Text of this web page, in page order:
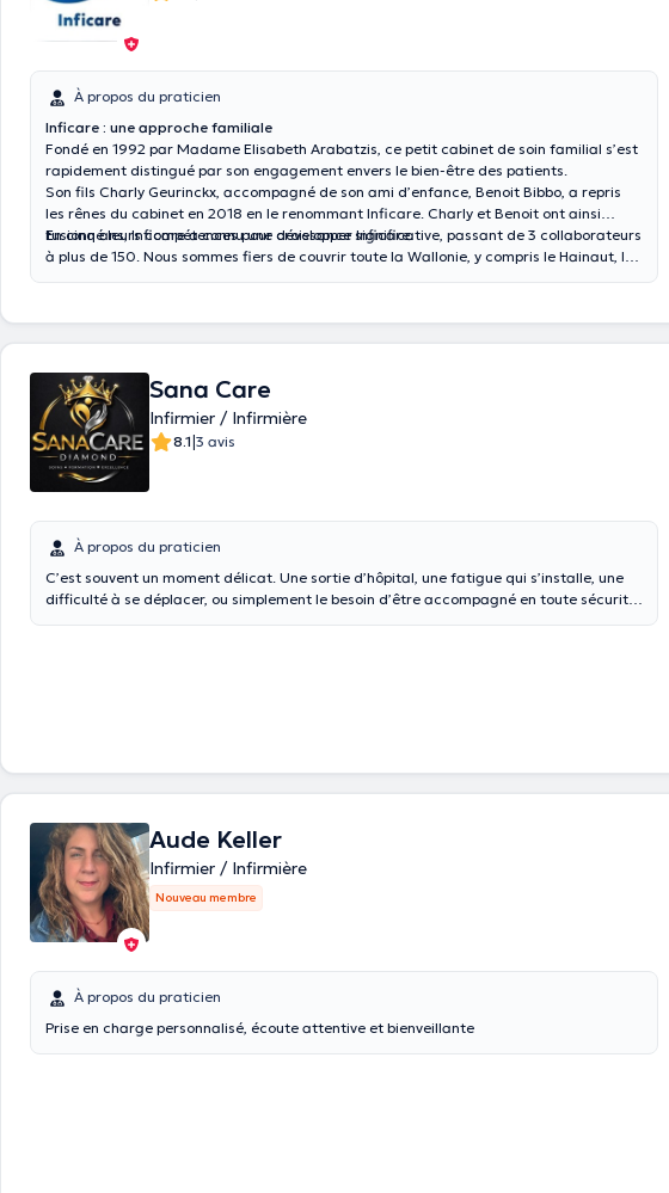
À propos du praticien
Inficare : une approche familiale
Fondé en 1992 par Madame Elisabeth Arabatzis, ce petit cabinet de soin familial s’est
rapidement distingué par son engagement envers le bien-être des patients.
Son fils Charly Geurinckx, accompagné de son ami d’enfance, Benoit Bibbo, a repris
les rênes du cabinet en 2018 en le renommant Inficare. Charly et Benoit ont ainsi
fusionné leurs compétences pour développer Inficare.
En cinq ans, Inficare a connu une croissance significative, passant de 3 collaborateurs
à plus de 150. Nous sommes fiers de couvrir toute la Wallonie, y compris le Hainaut, le
Sana Care
Infirmier / Infirmière
8.1|3 avis
À propos du praticien
C’est souvent un moment délicat. Une sortie d’hôpital, une fatigue qui s’installe, une
difficulté à se déplacer, ou simplement le besoin d’être accompagné en toute sécurité
Nous sélectionnons des professionnels fiables, expérimentés et engagés, capables
d’intervenir rapidement tout en garantissant une continuité de soins et une qualité
faisons en sorte que chaque intervention soit une expérience fluide, respectueuse et
adaptée à vos besoins. Avec SANA-CARE DIAMOND, vous n’êtes jamais seul face à
votre besoin de soins.
Aude Keller
Infirmier / Infirmière
Nouveau membre
À propos du praticien
Prise en charge personnalisé, écoute attentive et bienveillante